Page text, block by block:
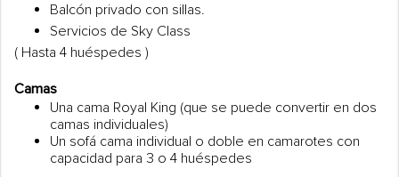
Balcón privado con sillas.
Servicios de Sky Class
( Hasta 4 huéspedes )
Camas
Una cama Royal King (que se puede convertir en dos
camas individuales)
Un sofá cama individual o doble en camarotes con
capacidad para 3 o 4 huéspedes